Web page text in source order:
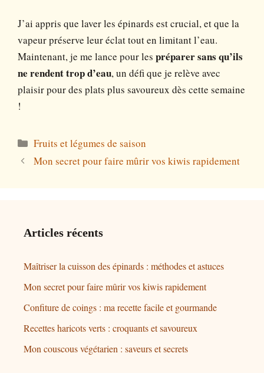
J’ai appris que laver les épinards est crucial, et que la
vapeur préserve leur éclat tout en limitant l’eau.
Maintenant, je me lance pour les préparer sans qu’ils
ne rendent trop d’eau, un défi que je relève avec
plaisir pour des plats plus savoureux dès cette semaine
!
Catégories
Fruits et légumes de saison
Mon secret pour faire mûrir vos kiwis rapidement
Articles récents
Maîtriser la cuisson des épinards : méthodes et astuces
Mon secret pour faire mûrir vos kiwis rapidement
Confiture de coings : ma recette facile et gourmande
Recettes haricots verts : croquants et savoureux
Mon couscous végétarien : saveurs et secrets